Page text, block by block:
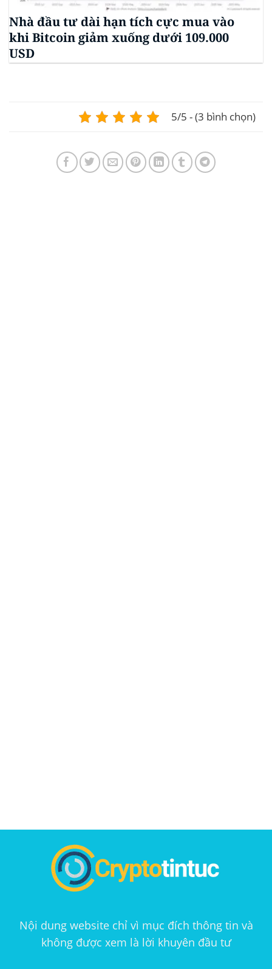
Nhà đầu tư dài hạn tích cực mua vào
khi Bitcoin giảm xuống dưới 109.000
USD
5/5 - (3 bình chọn)
Nội dung website chỉ vì mục đích thông tin và
không được xem là lời khuyên đầu tư